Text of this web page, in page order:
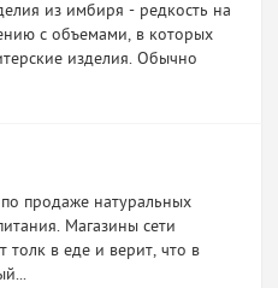
из имбиря - редкость на
с объемами, в которых
изделия. Обычно
продаже натуральных
Магазины сети
толк в еде и верит, что в